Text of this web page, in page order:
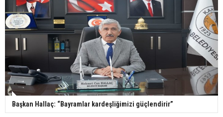
Başkan Hallaç: “Bayramlar kardeşliğimizi güçlendirir”